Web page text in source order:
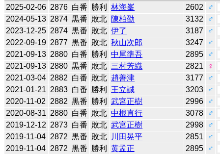
2025-02-06 2876 白番 勝利 林海峯 2602
♂
2024-05-13 2874 黒番 敗北 陳柏劭 3132
♂
2023-12-25 2874 黒番 敗北 伊了 3187
♂
2022-09-19 2877 黒番 敗北 秋山次郎 3247
♂
2021-09-13 2880 白番 勝利 中尾準吾 2895
♂
2021-09-13 2880 黒番 敗北 三村芳織 2821
♀
2021-03-04 2882 白番 敗北 趙善津 3177
♂
2021-01-21 2883 白番 勝利 王立誠 3203
♂
2020-11-02
2882 黒番 勝利 武宮正樹 2996
♂
2020-08-31 2880 白番 敗北 中根直行 3078
♂
2019-12-12 2873 白番 敗北 武宮正樹 2998
♂
2019-11-04 2872 黒番 敗北 川田晃平 2851
♂
2019-11-04 2872 黒番 勝利 黄孟正 2895
♂